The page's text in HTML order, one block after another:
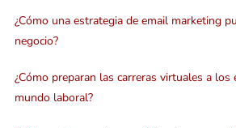
¿Cómo una estrategia de email marketing
negocio?
¿Cómo preparan las carreras virtuales a
mundo laboral?